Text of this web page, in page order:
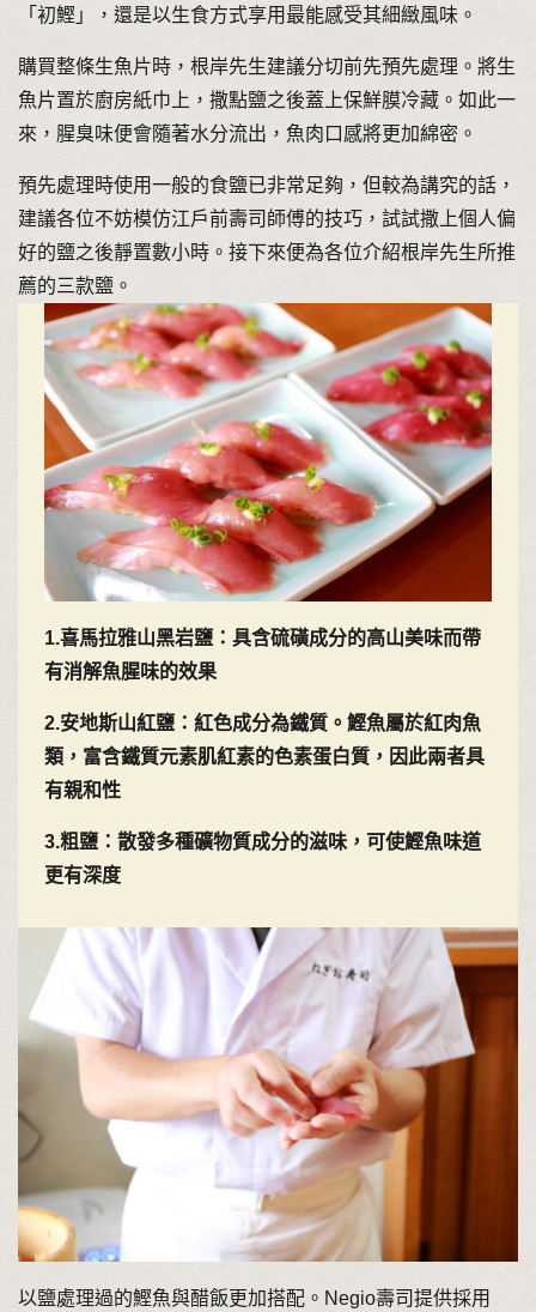
「初鰹」，還是以生食方式享用最能感受其細緻風味。
購買整條生魚片時，根岸先生建議分切前先預先處理。將生
魚片置於廚房紙巾上，撒點鹽之後蓋上保鮮膜冷藏。如此一
來，腥臭味便會隨著水分流出，魚肉口感將更加綿密。
預先處理時使用一般的食鹽已非常足夠，但較為講究的話，
建議各位不妨模仿江戶前壽司師傅的技巧，試試撒上個人偏
好的鹽之後靜置數小時。接下來便為各位介紹根岸先生所推
薦的三款鹽。
1.喜馬拉雅山黑岩鹽：具含硫磺成分的高山美味而帶
有消解魚腥味的效果
2.安地斯山紅鹽：紅色成分為鐵質。鰹魚屬於紅肉魚
類，富含鐵質元素肌紅素的色素蛋白質，因此兩者具
有親和性
3.粗鹽：散發多種礦物質成分的滋味，可使鰹魚味道
更有深度
以鹽處理過的鰹魚與醋飯更加搭配。Negio壽司提供採用